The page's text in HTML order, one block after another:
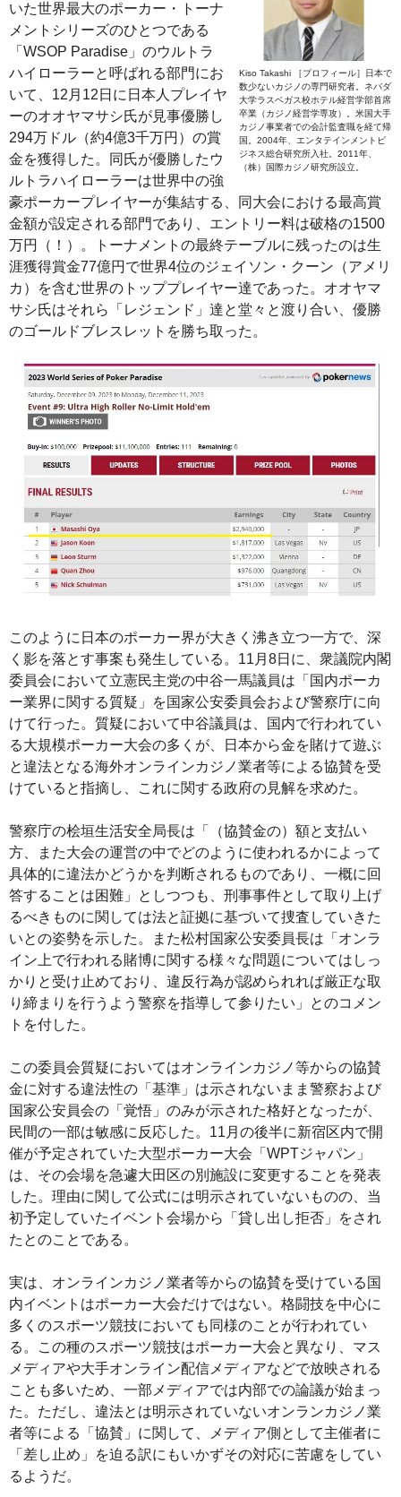
Kiso Takashi ［プロフィール］日本で
数少ないカジノの専門研究者。ネバダ
大学ラスベガス校ホテル経営学部首席
卒業（カジノ経営学専攻）。米国大手
カジノ事業者での会計監査職を経て帰
国。2004年、エンタテインメントビ
ジネス総合研究所入社。2011年、
（株）国際カジノ研究所設立。
いた世界最大のポーカー・トーナ
メントシリーズのひとつである
「WSOP Paradise」のウルトラ
ハイローラーと呼ばれる部門にお
いて、12月12日に日本人プレイヤ
ーのオオヤマサシ氏が見事優勝し
294万ドル（約4億3千万円）の賞
金を獲得した。同氏が優勝したウ
ルトラハイローラーは世界中の強
豪ポーカープレイヤーが集結する、同大会における最高賞
金額が設定される部門であり、エントリー料は破格の1500
万円（！）。トーナメントの最終テーブルに残ったのは生
涯獲得賞金77億円で世界4位のジェイソン・クーン（アメリ
カ）を含む世界のトッププレイヤー達であった。オオヤマ
サシ氏はそれら「レジェンド」達と堂々と渡り合い、優勝
のゴールドブレスレットを勝ち取った。
このように日本のポーカー界が大きく沸き立つ一方で、深
く影を落とす事案も発生している。11月8日に、衆議院内閣
委員会において立憲民主党の中谷一馬議員は「国内ポーカ
ー業界に関する質疑」を国家公安委員会および警察庁に向
けて行った。質疑において中谷議員は、国内で行われてい
る大規模ポーカー大会の多くが、日本から金を賭けて遊ぶ
と違法となる海外オンラインカジノ業者等による協賛を受
けていると指摘し、これに関する政府の見解を求めた。
警察庁の桧垣生活安全局長は「（協賛金の）額と支払い
方、また大会の運営の中でどのように使われるかによって
具体的に違法かどうかを判断されるものであり、一概に回
答することは困難」としつつも、刑事事件として取り上げ
るべきものに関しては法と証拠に基づいて捜査していきた
いとの姿勢を示した。また松村国家公安委員長は「オンラ
イン上で行われる賭博に関する様々な問題についてはしっ
かりと受け止めており、違反行為が認められれば厳正な取
り締まりを行うよう警察を指導して参りたい」とのコメン
トを付した。
この委員会質疑においてはオンラインカジノ等からの協賛
金に対する違法性の「基準」は示されないまま警察および
国家公安員会の「覚悟」のみが示された格好となったが、
民間の一部は敏感に反応した。11月の後半に新宿区内で開
催が予定されていた大型ポーカー大会「WPTジャパン」
は、その会場を急遽大田区の別施設に変更することを発表
した。理由に関して公式には明示されていないものの、当
初予定していたイベント会場から「貸し出し拒否」をされ
たとのことである。
実は、オンラインカジノ業者等からの協賛を受けている国
内イベントはポーカー大会だけではない。格闘技を中心に
多くのスポーツ競技においても同様のことが行われてい
る。この種のスポーツ競技はポーカー大会と異なり、マス
メディアや大手オンライン配信メディアなどで放映される
ことも多いため、一部メディアでは内部での論議が始まっ
た。ただし、違法とは明示されていないオンランカジノ業
者等による「協賛」に関して、メディア側として主催者に
「差し止め」を迫る訳にもいかずその対応に苦慮をしてい
るようだ。